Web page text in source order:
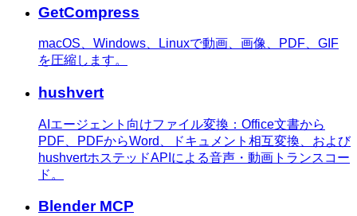
GetCompress
macOS、Windows、Linuxで動画、画像、PDF、GIF
を圧縮します。
hushvert
AIエージェント向けファイル変換：Office文書から
PDF、PDFからWord、ドキュメント相互変換、および
hushvertホステッドAPIによる音声・動画トランスコー
ド。
Blender MCP